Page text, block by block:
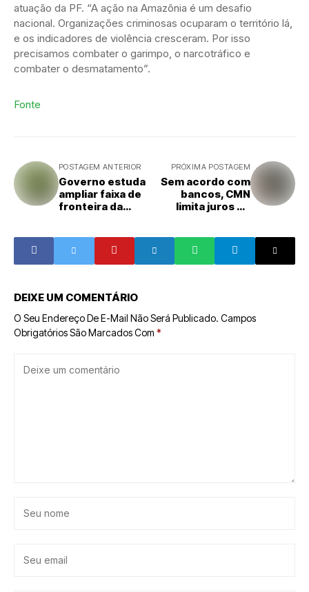
atuação da PF. “A ação na Amazônia é um desafio
nacional. Organizações criminosas ocuparam o território lá,
e os indicadores de violência cresceram. Por isso
precisamos combater o garimpo, o narcotráfico e
combater o desmatamento”.
Fonte
POSTAGEM ANTERIOR
Governo estuda
ampliar faixa de
fronteira da
PRÓXIMA POSTAGEM
Sem acordo com
bancos, CMN
limita juros do
DEIXE UM COMENTÁRIO
O Seu Endereço De E-Mail Não Será Publicado. Campos
Obrigatórios São Marcados Com *